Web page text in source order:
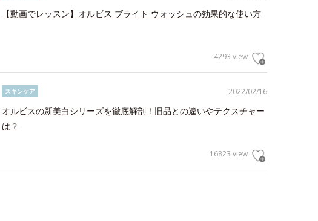
【動画でレッスン】オルビス ブライト ウォッシュの効果的な使い方
4293 view
2022/02/16
スキンケア
オルビスの新美白シリーズを徹底解剖！旧品との違いやテクスチャー
は？
16823 view